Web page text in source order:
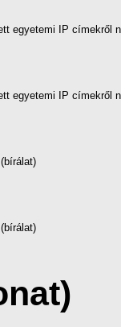
egyetemi IP címekről
egyetemi IP címekről